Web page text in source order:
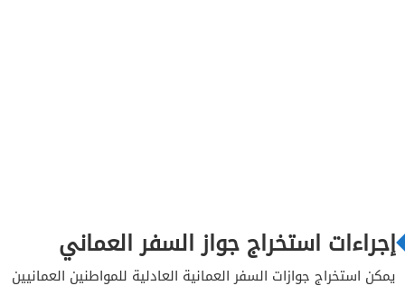
إجراءات استخراج جواز السفر العماني
يمكن استخراج جوازات السفر العمانية العادلية للمواطنين العمانيين